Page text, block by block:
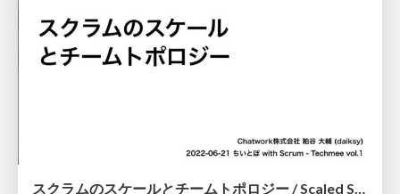
スクラムのスケールとチームトポロジー / Scaled Scrum and Team Topologies